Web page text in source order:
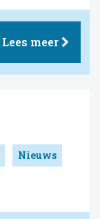
Lees meer
Nieuws